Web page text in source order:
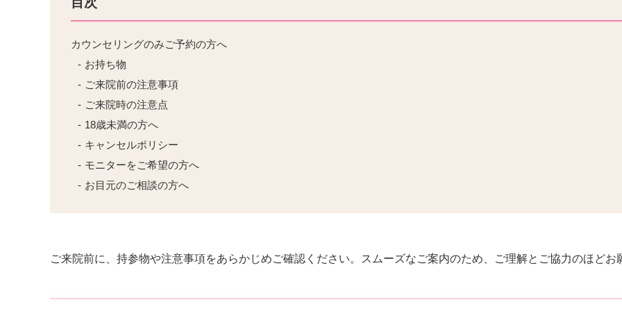
カウンセリングのみご予約の方へ
お持ち物
ご来院前の注意事項
ご来院時の注意点
18歳未満の方へ
キャンセルポリシー
モニターをご希望の方へ
お目元のご相談の方へ
ご来院前に、持参物や注意事項をあらかじめご確認ください。スムーズなご案内のため、ご理解とご協力のほどお